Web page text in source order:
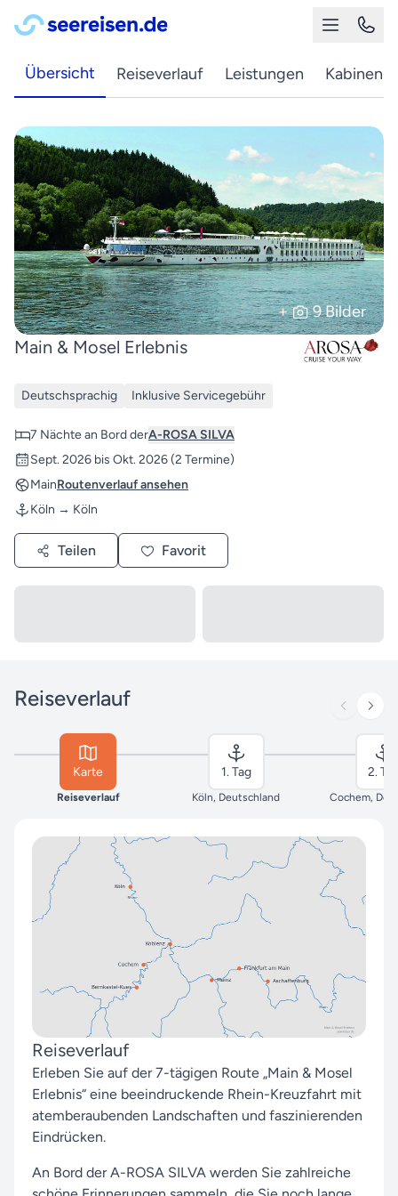
Übersicht Reiseverlauf Leistungen Kabinen
+ 9 Bilder
Main & Mosel Erlebnis
Deutschsprachig Inklusive Servicegebühr
7 Nächte an Bord derA-ROSA SILVA
Sept. 2026 bis Okt. 2026(2 Termine)
MainRoutenverlauf ansehen
Köln → Köln
Teilen Favorit
Reiseverlauf
Karte
Reiseverlauf
1. Tag
Köln, Deutschland
2.
Cochem,
Reiseverlauf
Erleben Sie auf der 7-tägigen Route „Main & Mosel
Erlebnis“ eine beeindruckende Rhein-Kreuzfahrt mit
atemberaubenden Landschaften und faszinierenden
Eindrücken.
An Bord der A-ROSA SILVA werden Sie zahlreiche